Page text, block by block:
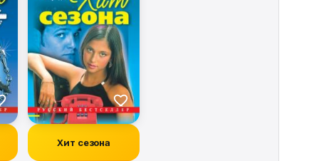
Хит сезона